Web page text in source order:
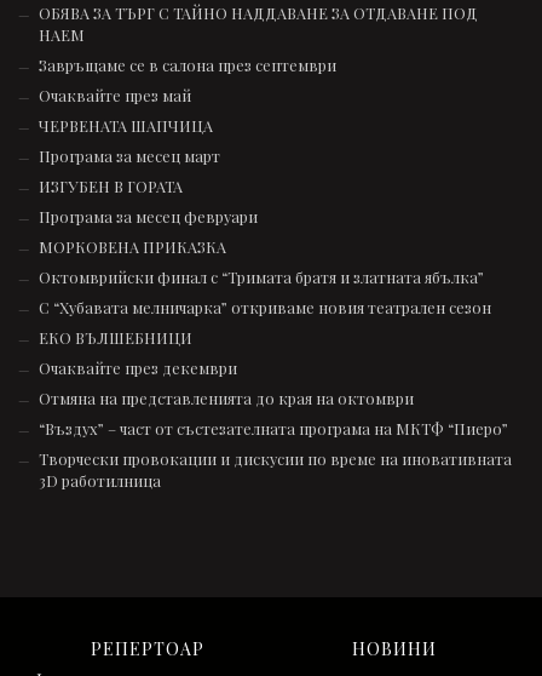
ОБЯВА ЗА ТЪРГ С ТАЙНО НАДДАВАНЕ ЗА ОТДАВАНЕ ПОД
НАЕМ
Завръщаме се в салона през септември
Очаквайте през май
ЧЕРВЕНАТА ШАПЧИЦА
Програма за месец март
ИЗГУБЕН В ГОРАТА
Програма за месец февруари
МОРКОВЕНА ПРИКАЗКА
Октомврийски финал с “Тримата братя и златната ябълка”
С “Хубавата мелничарка” откриваме новия театрален сезон
ЕКО ВЪЛШЕБНИЦИ
Очаквайте през декември
Отмяна на представленията до края на октомври
“Въздух” – част от състезателната програмa на МКТФ “Пиеро”
Творчески провокации и дискусии по време на иновативната
3D работилница
РЕПЕРТОАР
НОВИНИ